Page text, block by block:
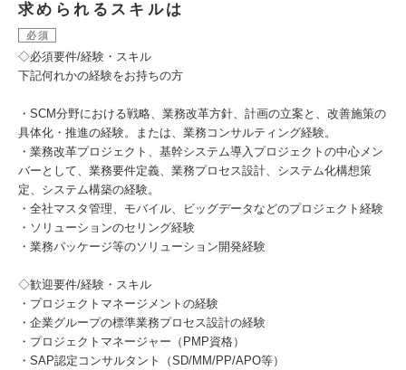
求められるスキルは
必須
◇必須要件/経験・スキル
下記何れかの経験をお持ちの方
・SCM分野における戦略、業務改革方針、計画の立案と、改善施策の
具体化・推進の経験。または、業務コンサルティング経験。
・業務改革プロジェクト、基幹システム導入プロジェクトの中心メン
バーとして、業務要件定義、業務プロセス設計、システム化構想策
定、システム構築の経験。
・全社マスタ管理、モバイル、ビッグデータなどのプロジェクト経験
・ソリューションのセリング経験
・業務パッケージ等のソリューション開発経験
◇歓迎要件/経験・スキル
・プロジェクトマネージメントの経験
・企業グループの標準業務プロセス設計の経験
・プロジェクトマネージャー（PMP資格）
・SAP認定コンサルタント（SD/MM/PP/APO等）